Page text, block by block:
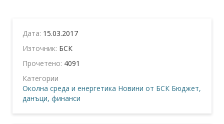
Дата: 15.03.2017
Източник: БСК
Прочетено: 4091
Категории
Околна среда и енергетика Новини от БСК Бюджет,
данъци, финанси